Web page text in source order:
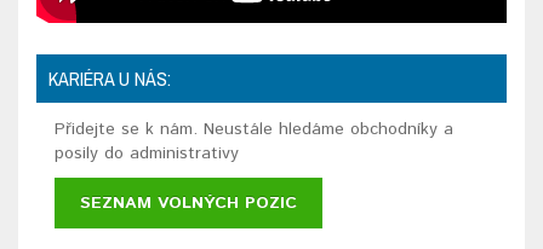
KARIÉRA U NÁS:
Přidejte se k nám. Neustále hledáme obchodníky a
posily do administrativy
SEZNAM VOLNÝCH POZIC